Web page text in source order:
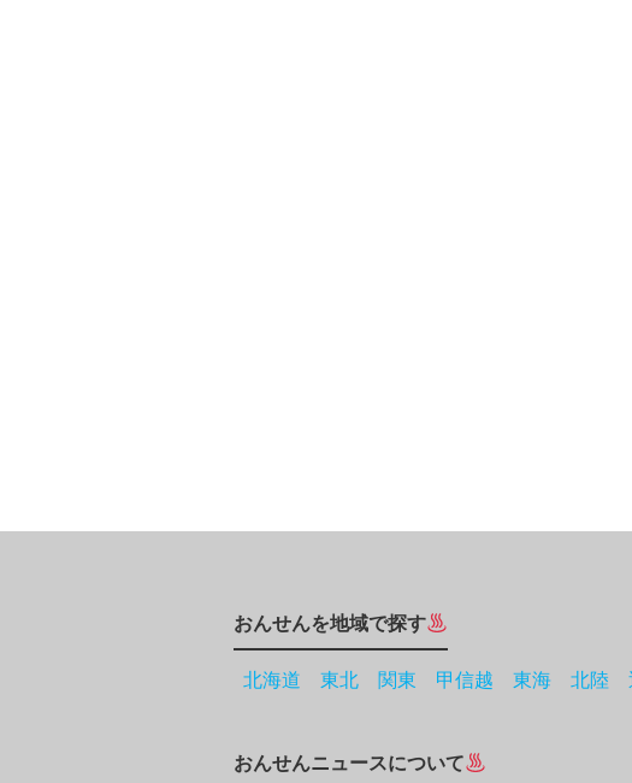
おんせんを地域で探す
北海道 東北 関東 甲信越 東海 北陸
おんせんニュースについて